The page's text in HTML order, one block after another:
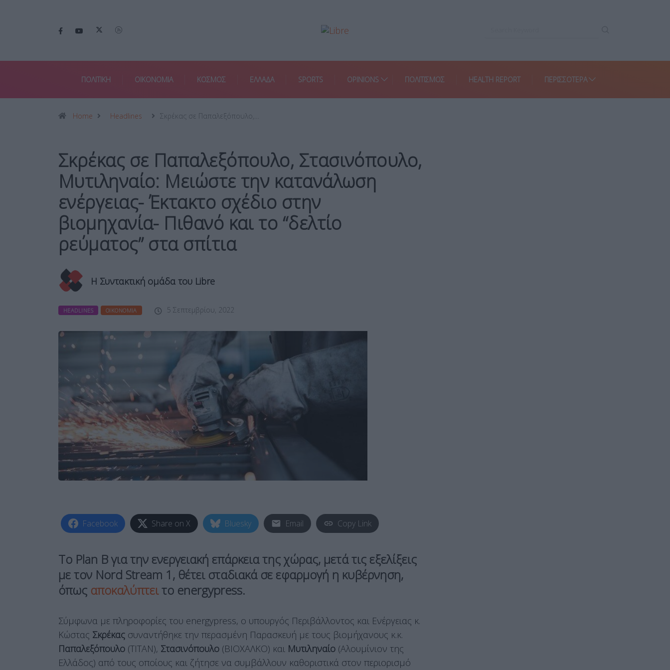
ΠΟΛΙΤΙΚΗ ΟΙΚΟΝΟΜΙΑ ΚΟΣΜΟΣ ΕΛΛΑΔΑ SPORTS OPINIONS ΠΟΛΙΤΙΣΜΟΣ HEALTH REPORT ΠΕΡΙΣΣΌΤΕΡΑ
Home Headlines Σκρέκας σε Παπαλεξόπουλο,…
Σκρέκας σε Παπαλεξόπουλο, Στασινόπουλο,
Μυτιληναίο: Μειώστε την κατανάλωση
ενέργειας- Έκτακτο σχέδιο στην
βιομηχανία- Πιθανό και το “δελτίο
ρεύματος” στα σπίτια
Η Συντακτική ομάδα του Libre
HEADLINES ΟΙΚΟΝΟΜΊΑ 5 Σεπτεμβρίου, 2022
Facebook Share on X Bluesky Email Copy Link
Το Plan B για την ενεργειακή επάρκεια της χώρας, μετά τις εξελίξεις
με τον Nord Stream 1, θέτει σταδιακά σε εφαρμογή η κυβέρνηση,
όπως αποκαλύπτειτο energypress.
Σύμφωνα με πληροφορίες του energypress, ο υπουργός Περιβάλλοντος και Ενέργειας κ.
Κώστας Σκρέκας συναντήθηκε την περασμένη Παρασκευή με τους βιομήχανους κ.κ.
Παπαλεξόπουλο (ΤΙΤΑΝ), Στασινόπουλο (ΒΙΟΧΑΛΚΟ) και Μυτιληναίο (Αλουμίνιον της
Ελλάδος) από τους οποίους και ζήτησε να συμβάλλουν καθοριστικά στον περιορισμό